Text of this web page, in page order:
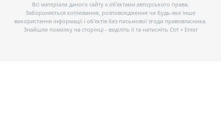
Всі матеріали даного сайту є об’єктами авторського права.
Забороняється копіювання, розповсюдження чи будь-яке інше
використання інформації і об’єктів без письмової згоди правовласника.
Знайшли помилку на сторінці - виділіть її та натисніть Ctrl + Enter